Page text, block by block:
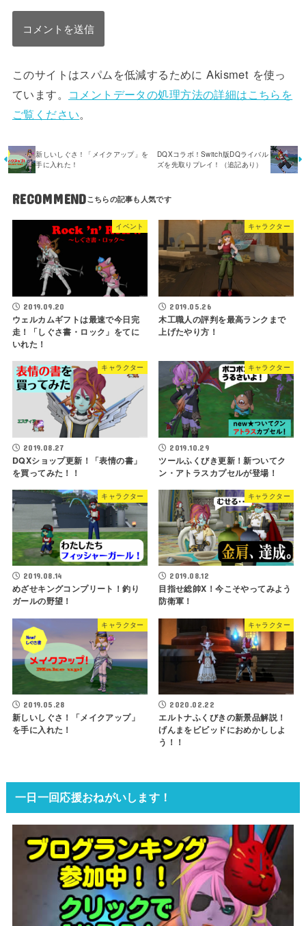
このサイトはスパムを低減するために Akismet を使っ
ています。 コメントデータの処理方法の詳細はこちらを
ご覧ください。
新しいしぐさ！「メイクアップ」を
手に入れた！
DQXコラボ！Switch版DQライバル
ズを先取りプレイ！（追記あり）
RECOMMEND
イベント
2019.09.20
ウェルカムギフトは最速で今日完
走！「しぐさ書・ロック」をてに
いれた！
キャラクター
2019.05.26
木工職人の評判を最高ランクまで
上げたやり方！
キャラクター
2019.08.27
DQXショップ更新！「表情の書」
を買ってみた！！
キャラクター
2019.10.29
ツールふくびき更新！新ついてク
ン・アトラスカプセルが登場！
キャラクター
2019.08.14
めざせキングコンプリート！釣り
ガールの野望！
キャラクター
2019.08.12
目指せ総帥X！今こそやってみよう
防衛軍！
キャラクター
2019.05.28
新しいしぐさ！「メイクアップ」
を手に入れた！
キャラクター
2020.02.22
エルトナふくびきの新景品解説！
げんまをビビッドにおめかししよ
う！！
一日一回応援おねがいします！